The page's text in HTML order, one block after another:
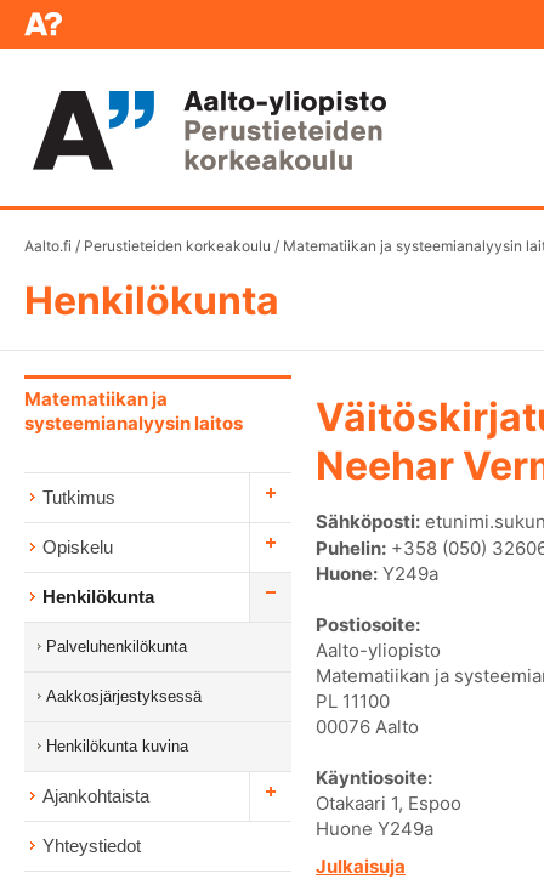
Aalto.fi / Perustieteiden korkeakoulu / Matematiikan ja systeemianalyysin
Henkilökunta
Matematiikan ja
systeemianalyysin laitos
Tutkimus
Opiskelu
Henkilökunta
Palveluhenkilökunta
Aakkosjärjestyksessä
Henkilökunta kuvina
Ajankohtaista
Yhteystiedot
Neehar
Sähköposti:
Puhelin: +358 (050)
Huone: Y249a
Postiosoite:
Aalto-yliopisto
Matematiikan ja
PL 11100
00076 Aalto
Käyntiosoite:
Otakaari 1, Espoo
Huone Y249a
Julkaisuja